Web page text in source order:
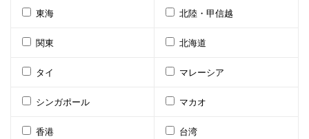
東海 北陸・甲信越
関東 北海道
タイ マレーシア
シンガポール マカオ
香港 台湾